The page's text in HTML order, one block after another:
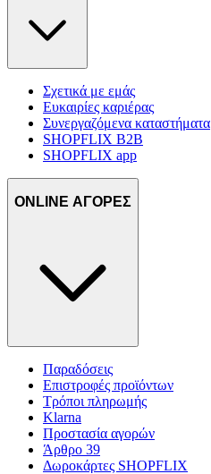
Σχετικά με εμάς
Ευκαιρίες καριέρας
Συνεργαζόμενα καταστήματα
SHOPFLIX B2B
SHOPFLIX app
ONLINE ΑΓΟΡΕΣ
Παραδόσεις
Επιστροφές προϊόντων
Τρόποι πληρωμής
Klarna
Προστασία αγορών
Άρθρο 39
Δωροκάρτες SHOPFLIX